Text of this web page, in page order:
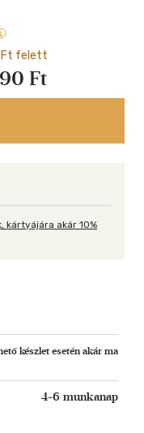
Ft felett
Ft
kártyájára akár 10%
készlet esetén akár ma
4-6 munkanap